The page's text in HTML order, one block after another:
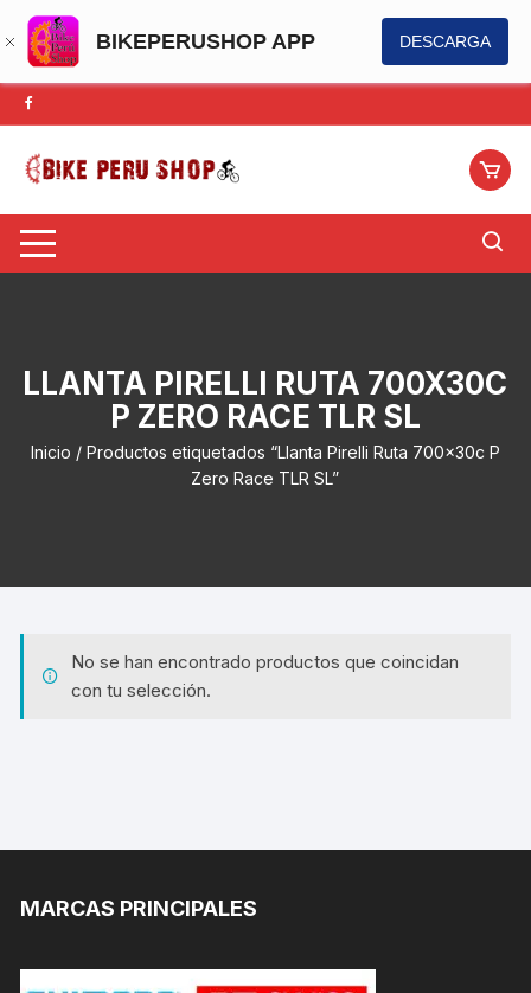
BIKEPERUSHOP APP DESCARGA
Saltar
al
contenido
LLANTA PIRELLI RUTA 700X30C
P ZERO RACE TLR SL
Inicio / Productos etiquetados “Llanta Pirelli Ruta 700x30c P
Zero Race TLR SL”
No se han encontrado productos que coincidan
con tu selección.
MARCAS PRINCIPALES